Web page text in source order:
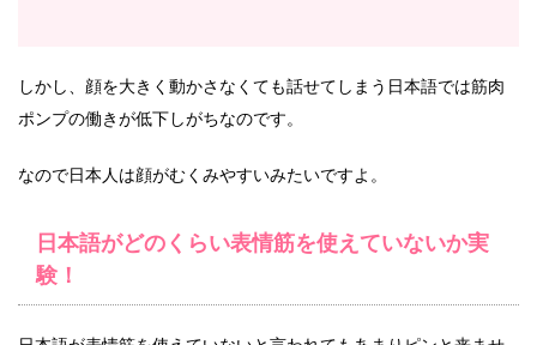
しかし、顔を大きく動かさなくても話せてしまう日本語では筋肉
ポンプの働きが低下しがちなのです。
なので日本人は顔がむくみやすいみたいですよ。
日本語がどのくらい表情筋を使えていないか実
験！